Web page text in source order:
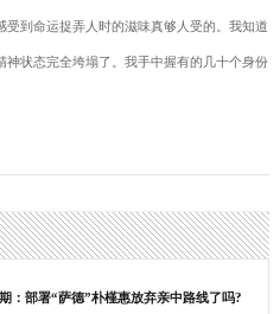
到命运捉弄人时的滋味真够人受的。我知道
状态完全垮塌了。我手中握有的几十个身份
：部署“萨德”朴槿惠放弃亲中路线了吗?